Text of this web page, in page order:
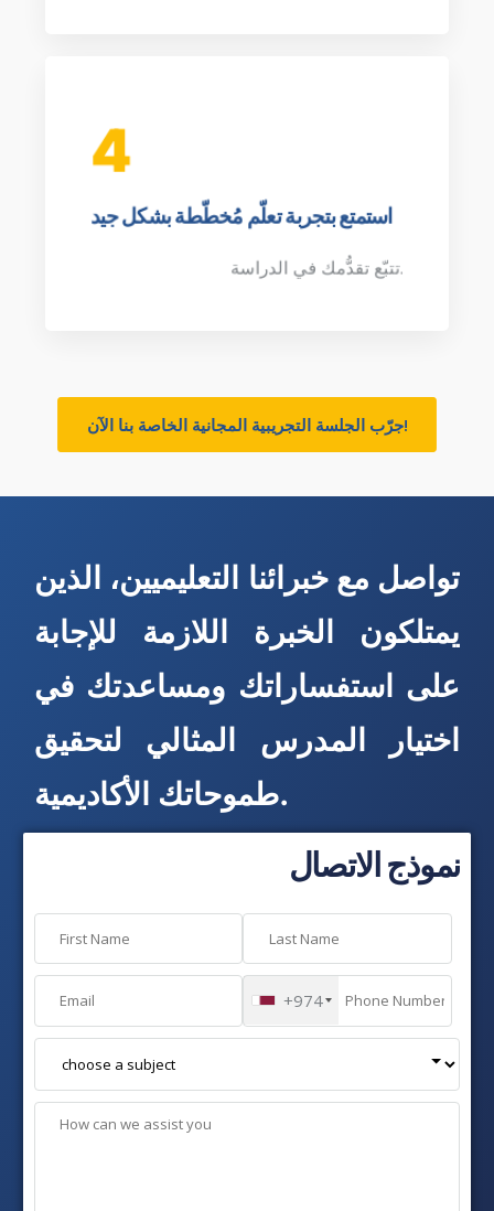
4
استمتع بتجربة تعلّم مُخطّطة بشكل جيد
تتبّع تقدُّمك في الدراسة.
جرّب الجلسة التجريبية المجانية الخاصة بنا الآن!
تواصل مع خبرائنا التعليميين، الذين
يمتلكون الخبرة اللازمة للإجابة
على استفساراتك ومساعدتك في
اختيار المدرس المثالي لتحقيق
طموحاتك الأكاديمية.
نموذج الاتصال
+974